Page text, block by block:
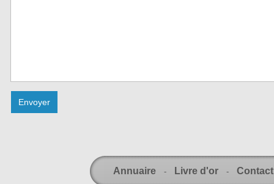
Annuaire - Livre d'or - Contact